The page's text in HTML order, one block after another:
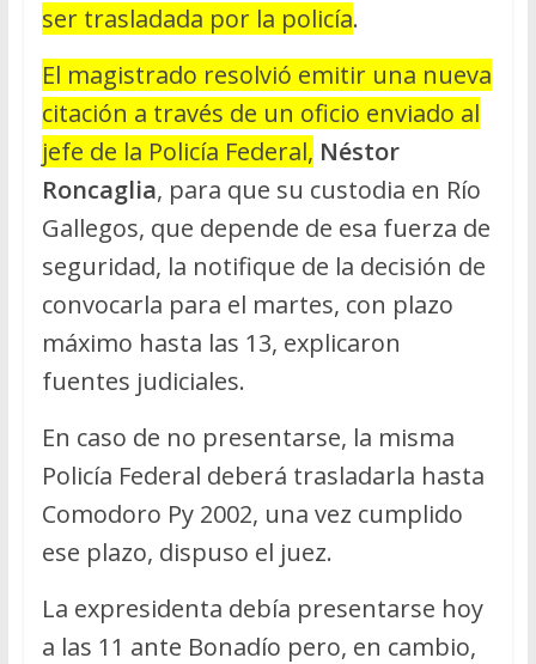
ser trasladada por la policía.
El magistrado resolvió emitir una nueva
citación a través de un oficio enviado al
jefe de la Policía Federal, Néstor
Roncaglia, para que su custodia en Río
Gallegos, que depende de esa fuerza de
seguridad, la notifique de la decisión de
convocarla para el martes, con plazo
máximo hasta las 13, explicaron
fuentes judiciales.
En caso de no presentarse, la misma
Policía Federal deberá trasladarla hasta
Comodoro Py 2002, una vez cumplido
ese plazo, dispuso el juez.
La expresidenta debía presentarse hoy
a las 11 ante Bonadío pero, en cambio,